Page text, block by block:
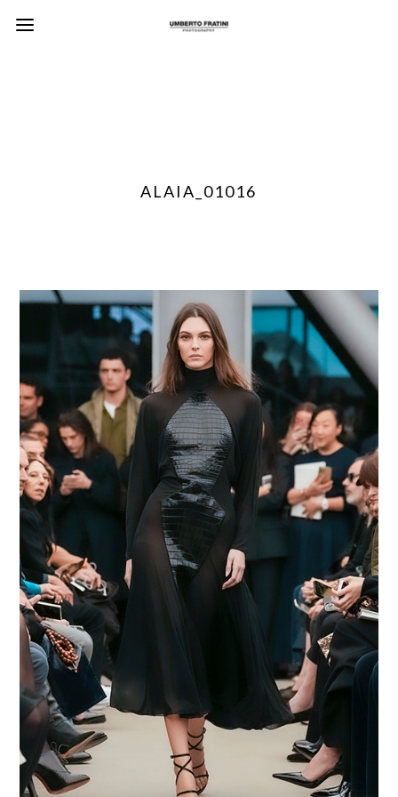
ALAIA_01016